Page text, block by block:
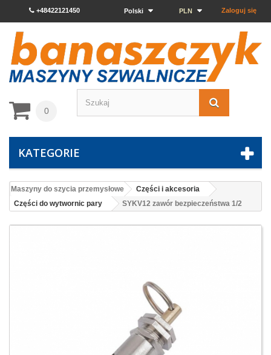
Zaloguj się
PLN
Polski
+48422121450
0
KATEGORIE
Maszyny do szycia przemysłowe
Części i akcesoria
Części do wytwornic pary
SYKV12 zawór bezpieczeństwa 1/2